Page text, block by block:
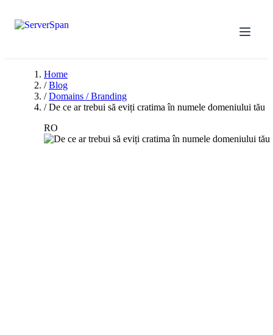
Home
/ Blog
/ Domains / Branding
/ De ce ar trebui să eviți cratima în numele domeniului tău
RO